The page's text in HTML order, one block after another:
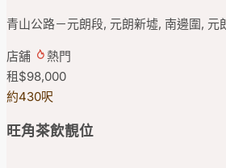
青山公路－元朗段, 元朗新墟, 南邊圍, 元
店舖
熱門
租$98,000
約430呎
旺角茶飲靚位